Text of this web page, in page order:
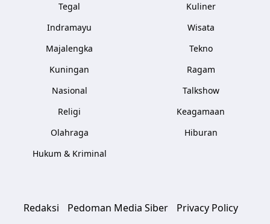
Tegal
Indramayu
Majalengka
Kuningan
Nasional
Religi
Olahraga
Hukum & Kriminal
Kuliner
Wisata
Tekno
Ragam
Talkshow
Keagamaan
Hiburan
Redaksi Pedoman Media Siber
Privacy Policy